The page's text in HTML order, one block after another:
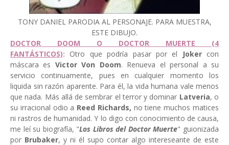
TONY DANIEL PARODIA AL PERSONAJE. PARA MUESTRA,
ESTE DIBUJO.
DOCTOR DOOM O DOCTOR MUERTE (4
FANTÁSTICOS): Otro que podría pasar por el Jokercon
máscara es Victor Von Doom. Renueva el personal a su
servicio continuamente, pues en cualquier momento los
liquida sin razón aparente. Para él, la vida humana vale menos
que nada. Más allá de sembrar el terror y dominar Latveria, o
su irracional odio a Reed Richards, no tiene muchos matices
ni rastros de humanidad. Y lo digo con conocimiento de causa,
me leí su biografía, "Los Libros del Doctor Muerte" guionizada
por Brubaker, y ni él supo contar algo intereseante de este